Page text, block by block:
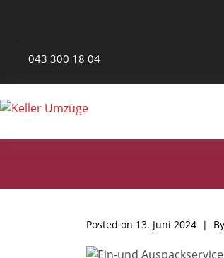
043 300 18 04
Posted on 13. Juni 2024 By